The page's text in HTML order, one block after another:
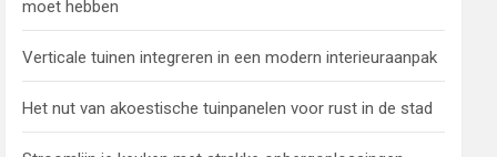
moet hebben
Verticale tuinen integreren in een modern interieuraanpak
Het nut van akoestische tuinpanelen voor rust in de stad